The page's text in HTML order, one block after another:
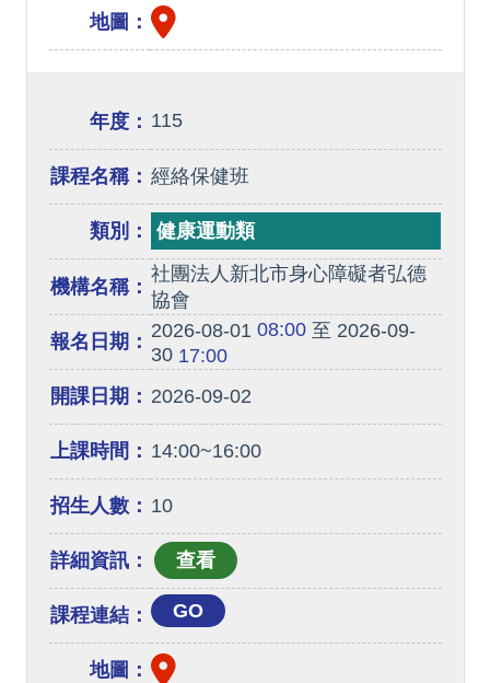
地圖：
年度： 115
課程名稱： 經絡保健班
類別： 健康運動類
機構名稱：
社團法人新北市身心障礙者弘德
協會
報名日期： 2026-08-01 08:00至 2026-09-
3017:00
開課日期： 2026-09-02
上課時間： 14:00~16:00
招生人數： 10
詳細資訊：
課程連結： GO
地圖：